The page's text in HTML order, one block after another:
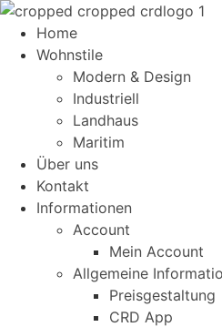
Home
Wohnstile
Modern & Design
Industriell
Landhaus
Maritim
Über uns
Kontakt
Informationen
Account
Mein Account
Allgemeine
Preisgestaltung
CRD App